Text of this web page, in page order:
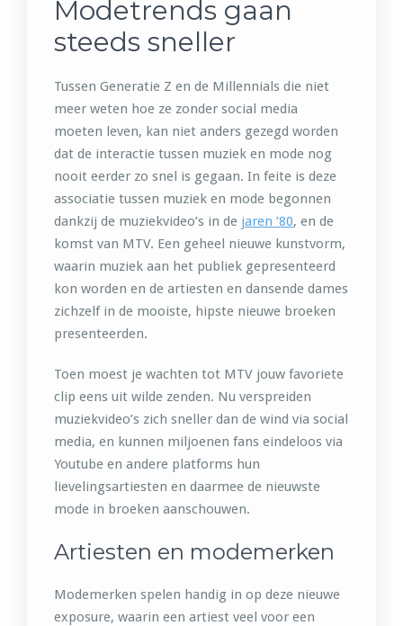
Modetrends gaan
steeds sneller
Tussen Generatie Z en de Millennials die niet
meer weten hoe ze zonder social media
moeten leven, kan niet anders gezegd worden
dat de interactie tussen muziek en mode nog
nooit eerder zo snel is gegaan. In feite is deze
associatie tussen muziek en mode begonnen
dankzij de muziekvideo’s in de jaren ’80, en de
komst van MTV. Een geheel nieuwe kunstvorm,
waarin muziek aan het publiek gepresenteerd
kon worden en de artiesten en dansende dames
zichzelf in de mooiste, hipste nieuwe broeken
presenteerden.
Toen moest je wachten tot MTV jouw favoriete
clip eens uit wilde zenden. Nu verspreiden
muziekvideo’s zich sneller dan de wind via social
media, en kunnen miljoenen fans eindeloos via
Youtube en andere platforms hun
lievelingsartiesten en daarmee de nieuwste
mode in broeken aanschouwen.
Artiesten en modemerken
Modemerken spelen handig in op deze nieuwe
exposure, waarin een artiest veel voor een